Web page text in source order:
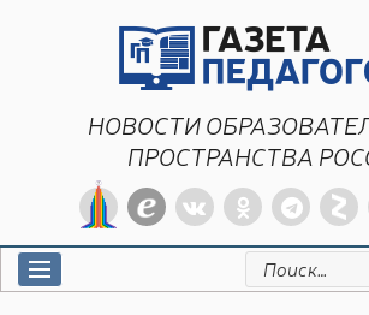
НОВОСТИ
ПРОСТРАНСТВА
Искать: